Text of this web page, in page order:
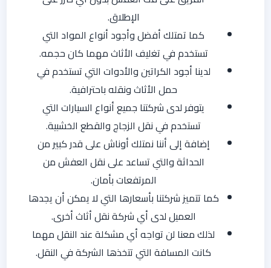
الإطلاق.
كما تمتلك أفضل وأجود أنواع المواد التي
تستخدم في تغليف الأثاث مهما كان حجمه.
لدينا أجود الكراتين والأدوات التي تستخدم في
حمل الأثاث ونقله باحترافية.
يتوفر لدى شركتنا جميع أنواع السيارات التي
تستخدم في نقل الزجاج والقطع الخشبية.
إضافة إلى أننا نمتلك أوناش على قدر كبير من
الحداثة والتي تساعد على نقل العفش من
المرتفعات بأمان.
كما تتميز شركتنا بأسعارها التي لا يمكن أن يجدها
العميل لدى أي شركة نقل أثاث أخرى.
لذلك معنا لن تواجه أي مشكلة عند النقل مهما
كانت المسافة التي تتخذها الشركة في النقل.